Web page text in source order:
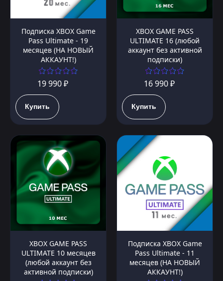
Подписка XBOX Game
Pass Ultimate - 19
месяцев (НА НОВЫЙ
АККАУНТ!)
19 990 ₽
Купить
XBOX GAME PASS
ULTIMATE 16 (любой
аккаунт без активной
подписки)
16 990 ₽
Купить
XBOX GAME PASS
ULTIMATE 10 месяцев
(любой аккаунт без
активной подписки)
Подписка XBOX Game
Pass Ultimate - 11
месяцев (НА НОВЫЙ
АККАУНТ!)